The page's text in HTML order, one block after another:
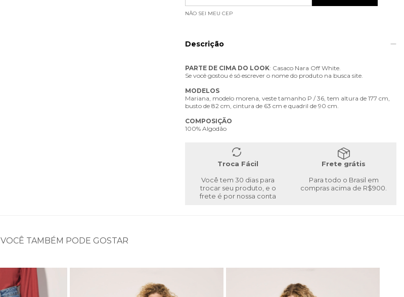
NÃO SEI MEU CEP
Descrição
PARTE DE CIMA DO LOOK: Casaco Nara Off White.
Se você gostou é só escrever o nome do produto na busca site.
MODELOS
Mariana, modelo morena, veste tamanho P / 36, tem altura de 177 cm,
busto de 82 cm, cintura de 63 cm e quadril de 90 cm.
COMPOSIÇÃO
100% Algodão
Troca Fácil
Você tem 30 dias para
trocar seu produto, e o
frete é por nossa conta
Frete grátis
Para todo o Brasil em
compras acima de R$900.
VOCÊ TAMBÉM PODE GOSTAR